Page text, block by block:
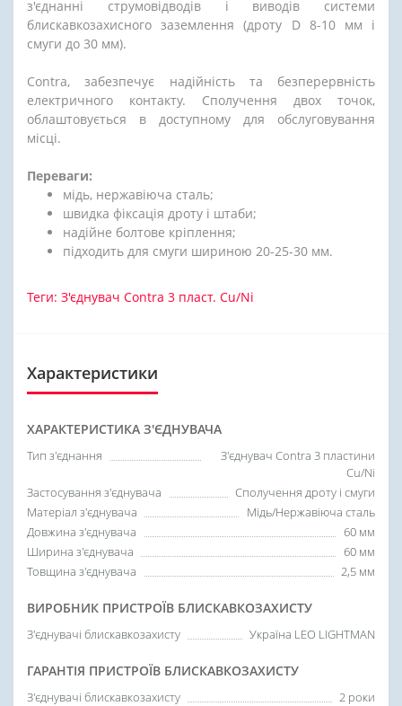
з'єднанні струмовідводів і виводів системи
блискавкозахисного заземлення (дроту D 8-10 мм і
смуги до 30 мм).
Contra, забезпечує надійність та безперервність
електричного контакту. Сполучення двох точок,
облаштовується в доступному для обслуговування
місці.
Переваги:
мідь, нержавіюча сталь;
швидка фіксація дроту і штаби;
надійне болтове кріплення;
підходить для смуги шириною 20-25-30 мм.
Теги: З'єднувач Contra 3 пласт. Cu/Ni
Характеристики
ХАРАКТЕРИСТИКА З'ЄДНУВАЧА
Тип з'єднання
З'єднувач Contra 3 пластини
Cu/Ni
Застосування з'єднувача
Сполучення дроту і смуги
Матеріал з'єднувача
Мідь/Нержавіюча сталь
Довжина з'єднувача
60 мм
Ширина з'єднувача
60 мм
Товщина з'єднувача
2,5 мм
ВИРОБНИК ПРИСТРОЇВ БЛИСКАВКОЗАХИСТУ
З'єднувачі блискавкозахисту Україна LEO LIGHTMAN
ГАРАНТІЯ ПРИСТРОЇВ БЛИСКАВКОЗАХИСТУ
З'єднувачі блискавкозахисту 2 роки